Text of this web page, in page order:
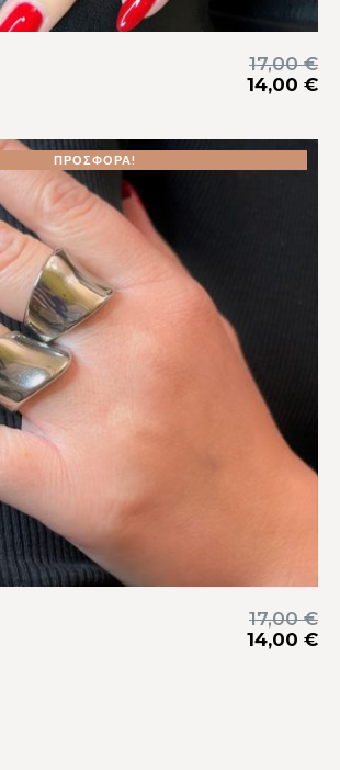
17,00€
14,00 €
ΠΡΟΣΦΟΡΆ!
17,00€
14,00 €